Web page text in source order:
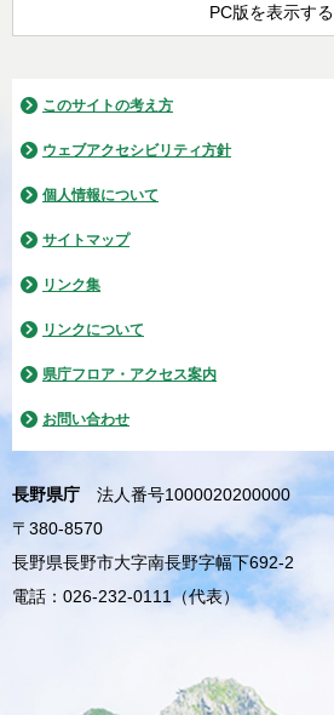
PC版を表示する
このサイトの考え方
ウェブアクセシビリティ方針
個人情報について
サイトマップ
リンク集
リンクについて
県庁フロア・アクセス案内
お問い合わせ
長野県庁
法人番号1000020200000
〒380-8570
長野県長野市大字南長野字幅下692-2
電話：026-232-0111（代表）